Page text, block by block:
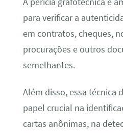
para verificar a
em contratos, cheques,
procurações e outros
semelhantes.
Além disso, essa técnica
papel crucial na
cartas anônimas, na